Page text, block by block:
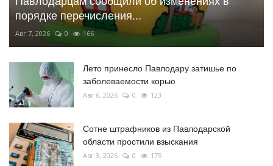
порядке перечисления...
Авг 7, 2026 0 166
Лето принесло Павлодару затишье по
заболеваемости корью
Авг 6, 2026 0 123
Сотне штрафников из Павлодарской
области простили взыскания
Авг 3, 2026 0 175